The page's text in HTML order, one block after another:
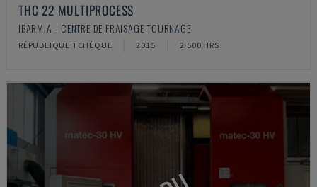
THC 22 MULTIPROCESS
IBARMIA - CENTRE DE FRAISAGE-TOURNAGE
RÉPUBLIQUE TCHÈQUE 2015 2.500 HRS